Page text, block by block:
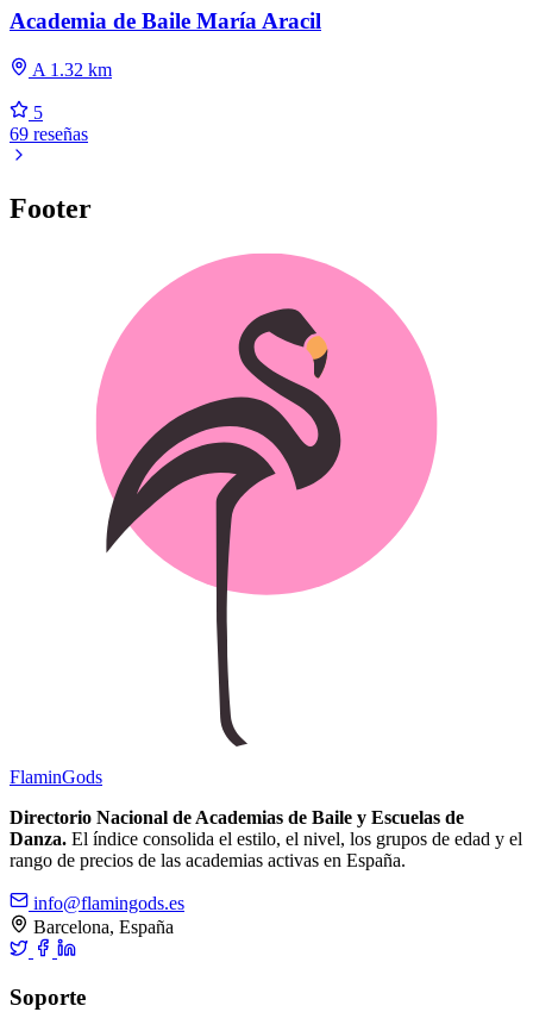
Academia de Baile María Aracil
A 1.32 km
5
69 reseñas
Footer
FlaminGods
Directorio Nacional de Academias de Baile y Escuelas de
Danza. El índice consolida el estilo, el nivel, los grupos de edad y el
rango de precios de las academias activas en España.
info@flamingods.es
Barcelona, España
Soporte